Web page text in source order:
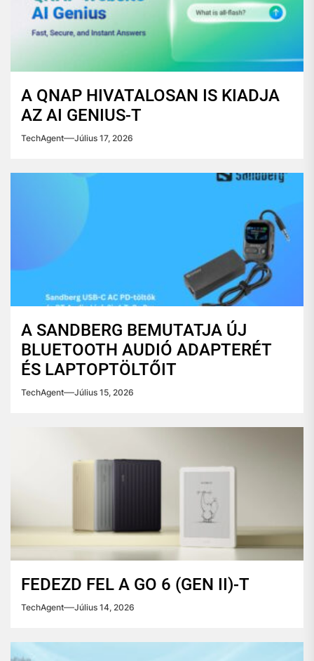
A QNAP HIVATALOSAN IS KIADJA
AZ AI GENIUS-T
TechAgent Július 17, 2026
A SANDBERG BEMUTATJA ÚJ
BLUETOOTH AUDIÓ ADAPTERÉT
ÉS LAPTOPTÖLTŐIT
TechAgent Július 15, 2026
FEDEZD FEL A GO 6 (GEN II)-T
TechAgent Július 14, 2026